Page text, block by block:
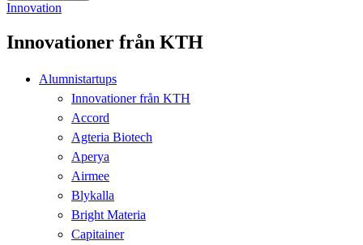
Innovation
Innovationer från KTH
Alumnistartups
Innovationer från KTH
Accord
Agteria Biotech
Aperya
Airmee
Blykalla
Bright Materia
Capitainer